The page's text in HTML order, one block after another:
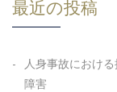
最近の投稿
人身事故におけ
障害